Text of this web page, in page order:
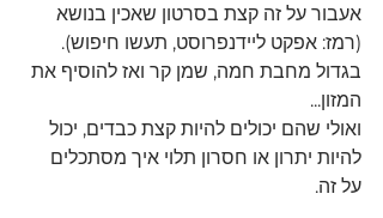
אעבור על זה קצת בסרטון שאכין בנושא
(רמז: אפקט ליידנפרוסט, תעשו חיפוש).
בגדול מחבת חמה, שמן קר ואז להוסיף את
המזון...
ואולי שהם יכולים להיות קצת כבדים, יכול
להיות יתרון או חסרון תלוי איך מסתכלים
על זה.